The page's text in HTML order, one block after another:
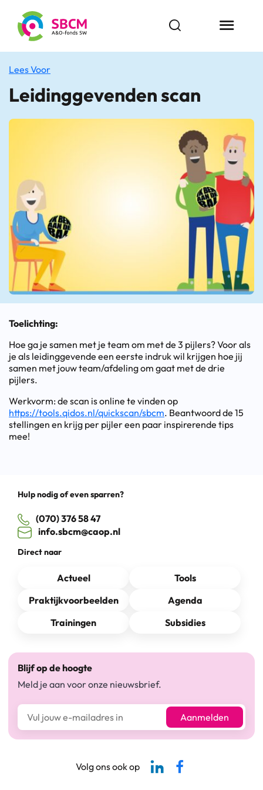
inhoud
Open zoekbalk
Menu
Lees Voor
Leidinggevenden scan
Toelichting:
Hoe ga je samen met je team om met de 3 pijlers? Voor als
je als leidinggevende een eerste indruk wil krijgen hoe jij
samen met jouw team/afdeling om gaat met de drie
pijlers.
Werkvorm: de scan is online te vinden op
https://tools.qidos.nl/quickscan/sbcm. Beantwoord de 15
stellingen en krijg per pijler een paar inspirerende tips
mee!
Hulp nodig of even sparren?
(070) 376 58 47
info.sbcm@caop.nl
Direct naar
Actueel
Tools
Praktijkvoorbeelden
Agenda
Trainingen
Subsidies
Blijf op de hoogte
Meld je aan voor onze nieuwsbrief.
E-mailadres* Aanmelden
Volg ons ook op
Linkedin-pagina SBCM
Facebook SBCM